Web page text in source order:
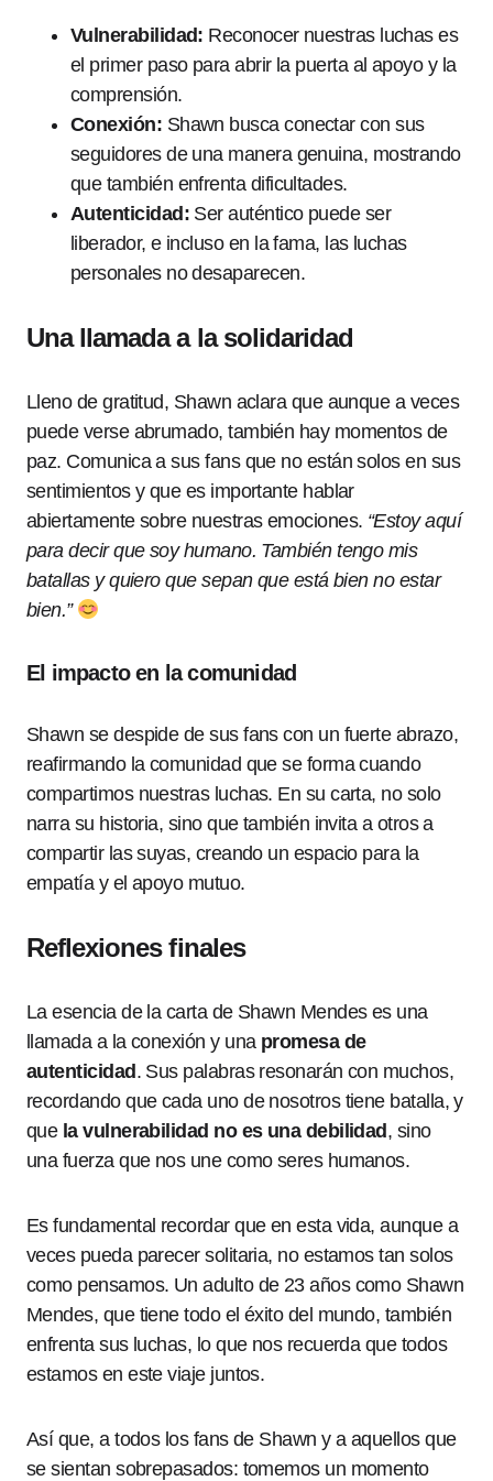
Vulnerabilidad: Reconocer nuestras luchas es
el primer paso para abrir la puerta al apoyo y la
comprensión.
Conexión: Shawn busca conectar con sus
seguidores de una manera genuina, mostrando
que también enfrenta dificultades.
Autenticidad:Ser auténtico puede ser
liberador, e incluso en la fama, las luchas
personales no desaparecen.
Una llamada a la solidaridad
Lleno de gratitud, Shawn aclara que aunque a veces
puede verse abrumado, también hay momentos de
paz. Comunica a sus fans que no están solos en sus
sentimientos y que es importante hablar
abiertamente sobre nuestras emociones. “Estoy aquí
para decir que soy humano. También tengo mis
batallas y quiero que sepan que está bien no estar
bien.”
El impacto en la comunidad
Shawn se despide de sus fans con un fuerte abrazo,
reafirmando la comunidad que se forma cuando
compartimos nuestras luchas. En su carta, no solo
narra su historia, sino que también invita a otros a
compartir las suyas, creando un espacio para la
empatía y el apoyo mutuo.
Reflexiones finales
La esencia de la carta de Shawn Mendes es una
llamada a la conexión y una promesa de
autenticidad . Sus palabras resonarán con muchos,
recordando que cada uno de nosotros tiene batalla, y
que la vulnerabilidad no es una debilidad , sino
una fuerza que nos une como seres humanos.
Es fundamental recordar que en esta vida, aunque a
veces pueda parecer solitaria, no estamos tan solos
como pensamos. Un adulto de 23 años como Shawn
Mendes, que tiene todo el éxito del mundo, también
enfrenta sus luchas, lo que nos recuerda que todos
estamos en este viaje juntos.
Así que, a todos los fans de Shawn y a aquellos que
se sientan sobrepasados: tomemos un momento